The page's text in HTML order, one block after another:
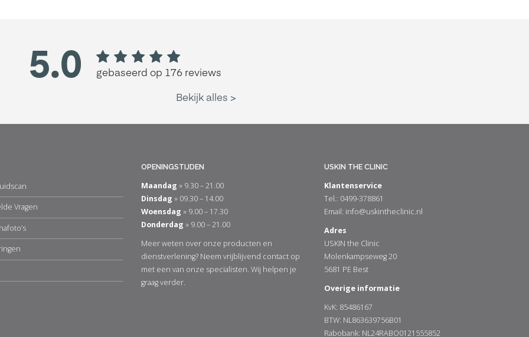
Vragen
OPENINGSTIJDEN
Maandag » 9.30 – 21.00
Dinsdag » 09.30 – 14.00
Woensdag » 9.00 – 17.30
Donderdag » 9.00 – 21.00
Meer weten over onze producten en
dienstverlening? Neem vrijblijvend contact op
met een van onze specialisten. Wij helpen je
graag verder.
USKIN THE CLINIC
Klantenservice
Tel.: 0499-378861
Email: info@uskintheclinic.nl
Adres
USKIN the Clinic
Molenkampseweg 20
5681 PE Best
Overige informatie
KvK: 85486167
BTW: NL863639756B01
Rabobank: NL24RABO0121555852